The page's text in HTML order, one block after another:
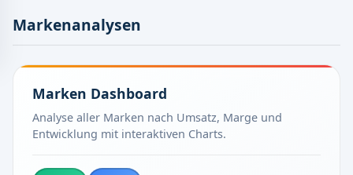
Markenanalysen
Marken Dashboard
Analyse aller Marken nach Umsatz, Marge und
Entwicklung mit interaktiven Charts.